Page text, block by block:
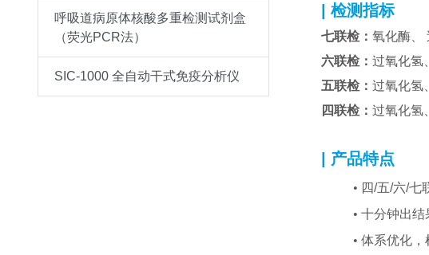
呼吸道病原体核酸多重检测试剂盒
（荧光PCR法）
SIC-1000 全自动干式免疫分析仪
| 检测指标
七联检： 氧化酶、
六联检： 过氧化氢
五联检： 过氧化氢
四联检： 过氧化氢
| 产品特点
• 四/五/六/七
• 十分钟出结
• 体系优化，